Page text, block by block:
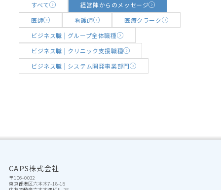
すべて
経営陣からのメッセージ
医師
看護師
医療クラーク
ビジネス職 | グループ全体職種
ビジネス職 | クリニック支援職種
ビジネス職 | システム開発事業部門
CAPS株式会社
〒106-0032
東京都港区六本木7-18-18